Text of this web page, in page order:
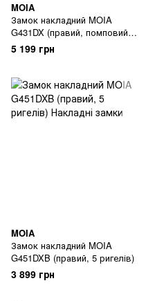
MOIA
Замок накладний MOIA
G431DX (правий, помповий
циліндр, 5 ригеля,
відкривання зсередини
5 199 грн
MOIA
Замок накладний MOIA
G451DXB (правий, 5 ригелів)
3 899 грн